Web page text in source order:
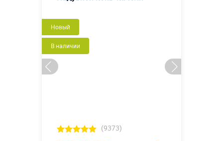
Новый
В наличии
(9373)